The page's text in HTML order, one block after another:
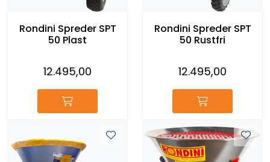
Rondini Spreder SPT
50 Plast
12.495,00
Rondini Spreder SPT
50 Rustfri
12.495,00